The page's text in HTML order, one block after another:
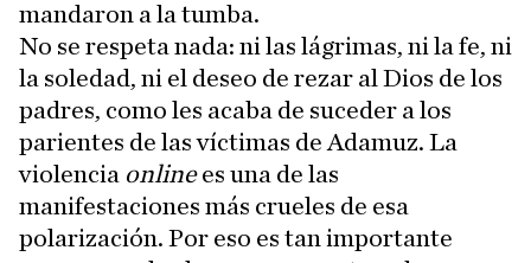
mandaron a la tumba.
No se respeta nada: ni las lágrimas, ni la fe, ni
la soledad, ni el deseo de rezar al Dios de los
padres, como les acaba de suceder a los
parientes de las víctimas de Adamuz. La
violencia onlinees una de las
manifestaciones más crueles de esa
polarización. Por eso es tan importante